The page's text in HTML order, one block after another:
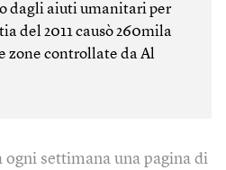
dagli aiuti umanitari per
del 2011 causò 260mila
zone controllate da Al
settimana una pagina di